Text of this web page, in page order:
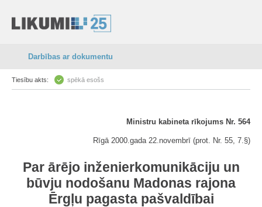
Darbības ar dokumentu
Tiesību akts: spēkā esošs
Ministru kabineta rīkojums Nr. 564
Rīgā 2000.gada 22.novembrī (prot. Nr. 55, 7.§)
Par ārējo inženierkomunikāciju un
būvju nodošanu Madonas rajona
Ērgļu pagasta pašvaldībai